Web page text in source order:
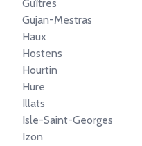
Guîtres
Gujan-Mestras
Haux
Hostens
Hourtin
Hure
Illats
Isle-Saint-Georges
Izon